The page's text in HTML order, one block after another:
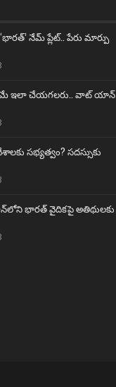
నేమ్ ప్లేట్‌.. పేరు మార్పు
ఇలా చేయగలరు.. వాట్ యాన్
సభ్యత్వం? సదస్సుకు
భారత్ వైదికపై అతిథులకు